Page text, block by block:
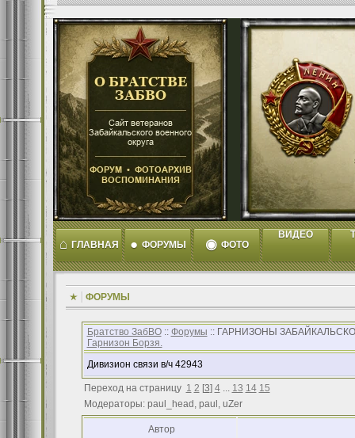
⌂ ГЛАВНАЯ ● ФОРУМЫ ◉ ФОТО
ВИДЕО
ФОРУМЫ
Братство ЗабВО:: Форумы :: ГАРНИЗОНЫ
Гарнизон Борзя.
Дивизион связи в/ч 42943
Переход на страницу 1 2 [3] 4... 13 14 15
Модераторы: paul_head, paul, uZer
Автор